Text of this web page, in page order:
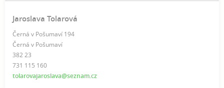
Jaroslava Tolarová
Černá v Pošumaví 194
Černá v Pošumaví
382 23
731 115 160
tolarovajaroslava@seznam.cz